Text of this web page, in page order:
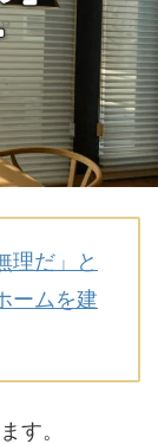
理だ」と
ームを建
す。